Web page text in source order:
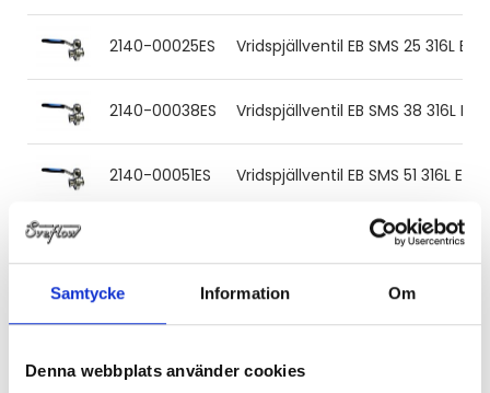
Samtycke Information Om
Denna webbplats använder cookies
2140-00025ES Vridspjällventil EB SMS 25 316L
2140-00038ES Vridspjällventil EB SMS 38 316L
2140-00051ES Vridspjällventil EB SMS 51 316L
Vridspjällventil EB SMS 63.5 316L
2140-00076ES Vridspjällventil EB SMS 76 316L
2140-00102ES Vridspjällventil EB SMS 102 316L